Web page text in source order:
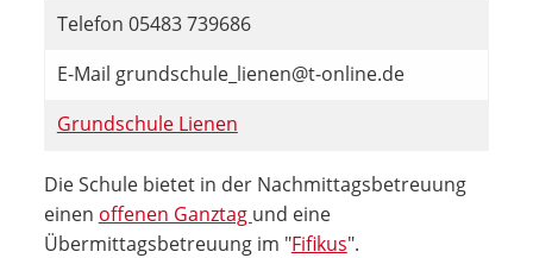
Telefon 05483 739686
E-Mail grundschule_lienen@t-online.de
Grundschule Lienen
Die Schule bietet in der Nachmittagsbetreuung
einen offenen Ganztag und eine
Übermittagsbetreuung im "Fifikus".